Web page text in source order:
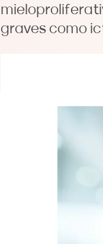
graves como